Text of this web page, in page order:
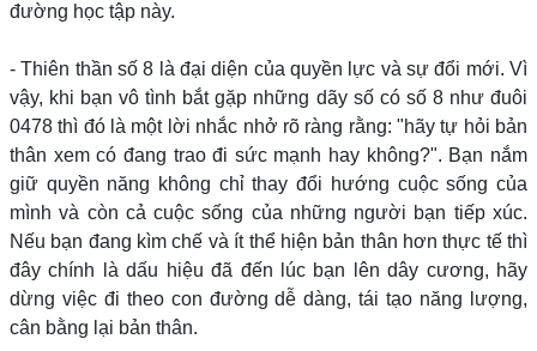
đường học tập này.
- Thiên thần số 8 là đại diện của quyền lực và sự đổi mới. Vì
vậy, khi bạn vô tình bắt gặp những dãy số có số 8 như đuôi
0478 thì đó là một lời nhắc nhở rõ ràng rằng: "hãy tự hỏi bản
thân xem có đang trao đi sức mạnh hay không?". Bạn nắm
giữ quyền năng không chỉ thay đổi hướng cuộc sống của
mình và còn cả cuộc sống của những người bạn tiếp xúc.
Nếu bạn đang kìm chế và ít thể hiện bản thân hơn thực tế thì
đây chính là dấu hiệu đã đến lúc bạn lên dây cương, hãy
dừng việc đi theo con đường dễ dàng, tái tạo năng lượng,
cân bằng lại bản thân.